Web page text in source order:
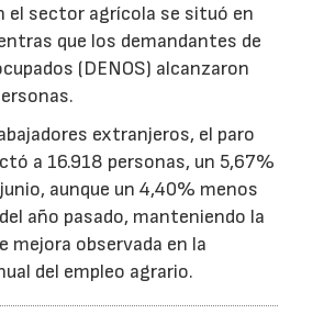
el sector agrícola se situó en
que los demandantes de
(DENOS) alcanzaron
extranjeros, el paro
a 16.918 personas, un 5,67%
aunque un 4,40% menos
año pasado, manteniendo la
mejora observada en la
del empleo agrario.